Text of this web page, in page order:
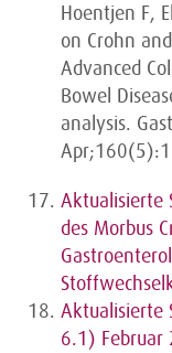
Hoentjen F,
on Crohn
Advanced
Bowel
analysis.
Aktualisierte
des Morbus
Aktualisierte
6.1) Februar